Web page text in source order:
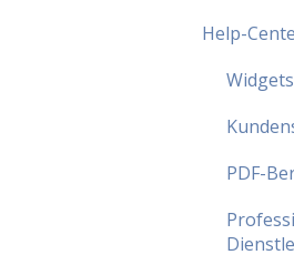
Help-
Widgets
PDF-